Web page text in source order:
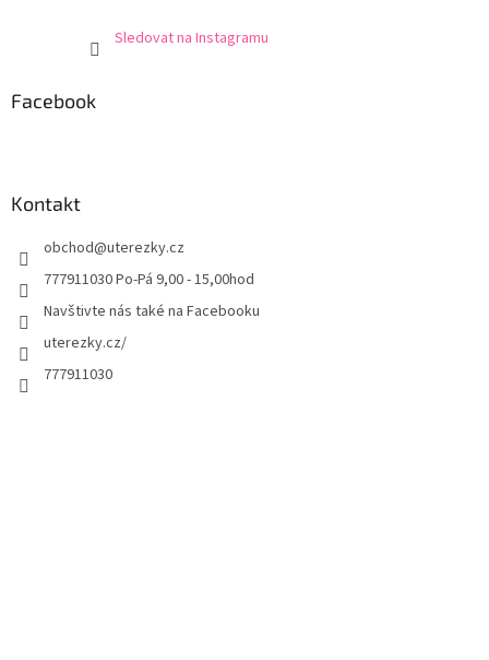
Sledovat na Instagramu
Facebook
Kontakt
obchod@uterezky.cz
777911030 Po-Pá 9,00 - 15,00hod
Navštivte nás také na Facebooku
uterezky.cz/
777911030